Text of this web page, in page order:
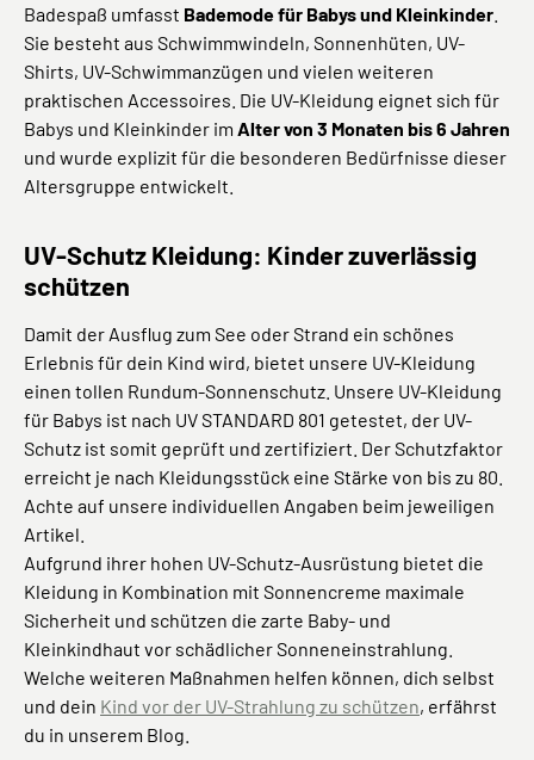
Badespaß umfasst Bademode für Babys und Kleinkinder
Sie besteht aus Schwimmwindeln, Sonnenhüten, UV-
Shirts, UV-Schwimmanzügen und vielen weiteren
praktischen Accessoires. Die UV-Kleidung eignet sich für
Babys und Kleinkinder im Alter von 3 Monaten bis 6 Jahren
und wurde explizit für die besonderen Bedürfnisse dieser
Altersgruppe entwickelt.
UV-Schutz Kleidung: Kinder zuverlässig
schützen
Damit der Ausflug zum See oder Strand ein schönes
Erlebnis für dein Kind wird, bietet unsere UV-Kleidung
einen tollen Rundum-Sonnenschutz. Unsere UV-Kleidung
für Babys ist nach UV STANDARD 801 getestet, der UV-
Schutz ist somit geprüft und zertifiziert. Der Schutzfaktor
erreicht je nach Kleidungsstück eine Stärke von bis zu 80.
Achte auf unsere individuellen Angaben beim jeweiligen
Artikel.
Aufgrund ihrer hohen UV-Schutz-Ausrüstung bietet die
Kleidung in Kombination mit Sonnencreme maximale
Sicherheit und schützen die zarte Baby- und
Kleinkindhaut vor schädlicher Sonneneinstrahlung.
Welche weiteren Maßnahmen helfen können, dich selbst
und dein Kind vor der UV-Strahlung zu schützen, erfährst
du in unserem Blog.